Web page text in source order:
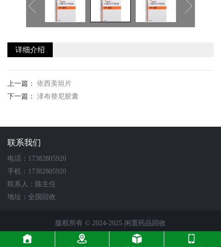
详细介绍
上一篇： 依西美坦片
下一篇： 泽布替尼胶囊
联系我们
电话：17382805920
手机：17382805920
联系人：陈主任
地址：全国回收
版权所有 © 2024-2025 闲置药品回收